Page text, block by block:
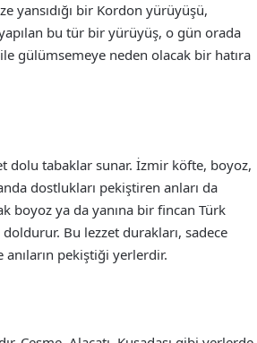
yansıdığı bir Kordon yürüyüşü,
yapılan bu tür bir yürüyüş, o gün orada
gülümsemeye neden olacak bir hatıra
dolu tabaklar sunar. İzmir köfte, boyoz,
dostlukları pekiştiren anları da
boyoz ya da yanına bir fincan Türk
Bu lezzet durakları, sadece
pekiştiği yerlerdir.